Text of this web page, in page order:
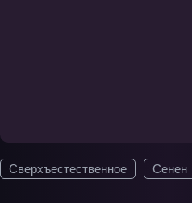
Сверхъестественное Сенен